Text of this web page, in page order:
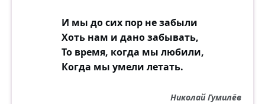
И мы до сих пор не забыли
Хоть нам и дано забывать,
То время, когда мы любили,
Когда мы умели летать.
Николай Гумилёв